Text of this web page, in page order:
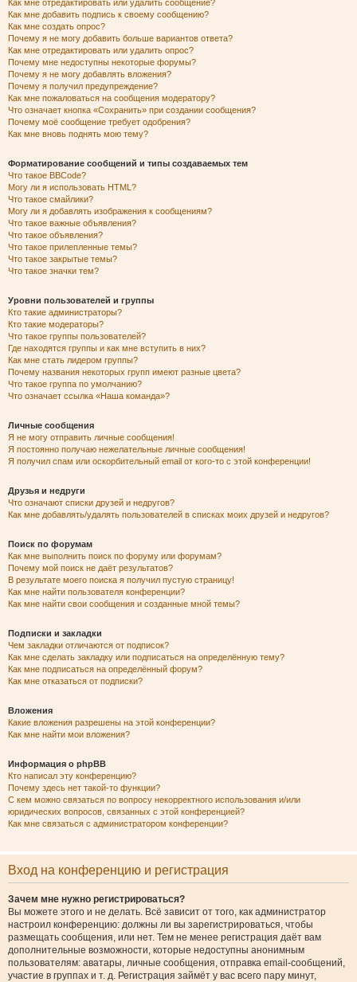
Как мне отредактировать или удалить сообщение?
Как мне добавить подпись к своему сообщению?
Как мне создать опрос?
Почему я не могу добавить больше вариантов ответа?
Как мне отредактировать или удалить опрос?
Почему мне недоступны некоторые форумы?
Почему я не могу добавлять вложения?
Почему я получил предупреждение?
Как мне пожаловаться на сообщения модератору?
Что означает кнопка «Сохранить» при создании сообщения?
Почему моё сообщение требует одобрения?
Как мне вновь поднять мою тему?
Форматирование сообщений и типы создаваемых тем
Что такое BBCode?
Могу ли я использовать HTML?
Что такое смайлики?
Могу ли я добавлять изображения к сообщениям?
Что такое важные объявления?
Что такое объявления?
Что такое прилепленные темы?
Что такое закрытые темы?
Что такое значки тем?
Уровни пользователей и группы
Кто такие администраторы?
Кто такие модераторы?
Что такое группы пользователей?
Где находятся группы и как мне вступить в них?
Как мне стать лидером группы?
Почему названия некоторых групп имеют разные цвета?
Что такое группа по умолчанию?
Что означает ссылка «Наша команда»?
Личные сообщения
Я не могу отправить личные сообщения!
Я постоянно получаю нежелательные личные сообщения!
Я получил спам или оскорбительный email от кого-то с этой конференции!
Друзья и недруги
Что означают списки друзей и недругов?
Как мне добавлять/удалять пользователей в списках моих друзей и недругов?
Поиск по форумам
Как мне выполнить поиск по форуму или форумам?
Почему мой поиск не даёт результатов?
В результате моего поиска я получил пустую страницу!
Как мне найти пользователя конференции?
Как мне найти свои сообщения и созданные мной темы?
Подписки и закладки
Чем закладки отличаются от подписок?
Как мне сделать закладку или подписаться на определённую тему?
Как мне подписаться на определённый форум?
Как мне отказаться от подписки?
Вложения
Какие вложения разрешены на этой конференции?
Как мне найти мои вложения?
Информация о phpBB
Кто написал эту конференцию?
Почему здесь нет такой-то функции?
С кем можно связаться по вопросу некорректного использования и/или
юридических вопросов, связанных с этой конференцией?
Как мне связаться с администратором конференции?
Вход на конференцию и регистрация
Зачем мне нужно регистрироваться?
Вы можете этого и не делать. Всё зависит от того, как администратор
настроил конференцию: должны ли вы зарегистрироваться, чтобы
размещать сообщения, или нет. Тем не менее регистрация даёт вам
дополнительные возможности, которые недоступны анонимным
пользователям: аватары, личные сообщения, отправка email-сообщений,
участие в группах и т. д. Регистрация займёт у вас всего пару минут,